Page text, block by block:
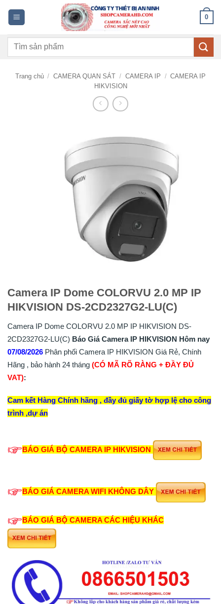
dung
0
Tìm
Trang chủ / CAMERA QUAN SÁT / CAMERA IP / CAMERA IP
HIKVISION
Camera IP Dome COLORVU 2.0 MP IP
HIKVISION DS-2CD2327G2-LU(C)
Camera IP Dome COLORVU 2.0 MP IP HIKVISION DS-
2CD2327G2-LU(C) Báo Giá Camera IP HIKVISION Hôm nay
07/08/2026 Phân phối Camera IP HIKVISION Giá Rẻ, Chính
Hãng , bảo hành 24 tháng (CÓ MÃ RÕ RÀNG + ĐẦY ĐỦ
VAT):
Cam kết Hàng Chính hãng , đầy đủ giấy tờ hợp lệ cho công
trình ,dự án
BÁO GIÁ BỘ CAMERA IP HIKVISION
BÁO GIÁ CAMERA WIFI KHÔNG DÂY
BÁO GIÁ BỘ CAMERA CÁC HIỆU KHÁC